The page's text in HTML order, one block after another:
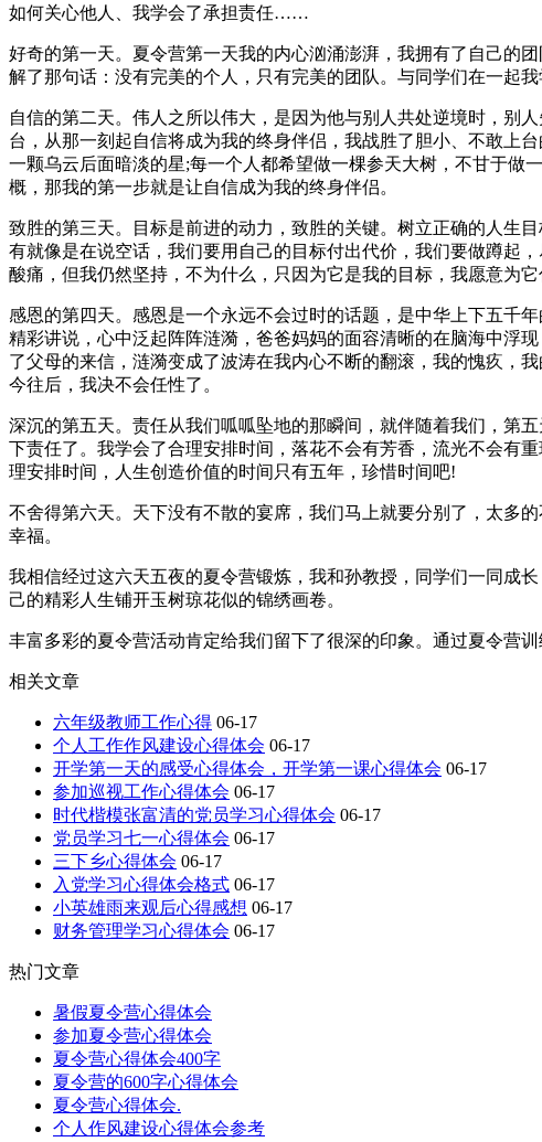
如何关心他人、我学会了承担责任……
好奇的第一天。夏令营第一天我的内心汹涌澎湃，我拥有了自己的
解了那句话：没有完美的个人，只有完美的团队。与同学们在一起
自信的第二天。伟人之所以伟大，是因为他与别人共处逆境时，别
台，从那一刻起自信将成为我的终身伴侣，我战胜了胆小、不敢上
一颗乌云后面暗淡的星;每一个人都希望做一棵参天大树，不甘于做
概，那我的第一步就是让自信成为我的终身伴侣。
致胜的第三天。目标是前进的动力，致胜的关键。树立正确的人生
有就像是在说空话，我们要用自己的目标付出代价，我们要做蹲起
酸痛，但我仍然坚持，不为什么，只因为它是我的目标，我愿意为
感恩的第四天。感恩是一个永远不会过时的话题，是中华上下五千
精彩讲说，心中泛起阵阵涟漪，爸爸妈妈的面容清晰的在脑海中浮
了父母的来信，涟漪变成了波涛在我内心不断的翻滚，我的愧疚，
今往后，我决不会任性了。
深沉的第五天。责任从我们呱呱坠地的那瞬间，就伴随着我们，第
下责任了。我学会了合理安排时间，落花不会有芳香，流光不会有
理安排时间，人生创造价值的时间只有五年，珍惜时间吧!
不舍得第六天。天下没有不散的宴席，我们马上就要分别了，太多
幸福。
我相信经过这六天五夜的夏令营锻炼，我和孙教授，同学们一同成
己的精彩人生铺开玉树琼花似的锦绣画卷。
丰富多彩的夏令营活动肯定给我们留下了很深的印象。通过夏令营
相关文章
六年级教师工作心得 06-17
个人工作作风建设心得体会 06-17
开学第一天的感受心得体会，开学第一课心得体会 06-17
参加巡视工作心得体会 06-17
时代楷模张富清的党员学习心得体会 06-17
党员学习七一心得体会 06-17
三下乡心得体会 06-17
入党学习心得体会格式 06-17
小英雄雨来观后心得感想 06-17
财务管理学习心得体会 06-17
热门文章
暑假夏令营心得体会
参加夏令营心得体会
夏令营心得体会400字
夏令营的600字心得体会
夏令营心得体会.
个人作风建设心得体会参考